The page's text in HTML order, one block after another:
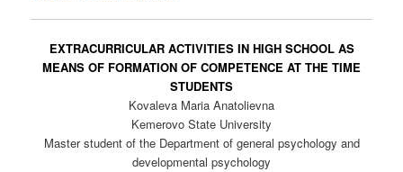
EXTRACURRICULAR ACTIVITIES IN HIGH SCHOOL AS
MEANS OF FORMATION OF COMPETENCE AT THE TIME
STUDENTS
Kovaleva Maria Anatolievna
Kemerovo State University
Master student of the Department of general psychology and
developmental psychology